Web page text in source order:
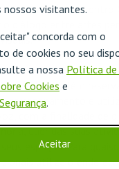
visitantes.
concorda com o
de cookies no seu
a nossa Política de
Cookies e
.
Aceitar
a missão do Centro
de Belém
armazenamento e
com a finalidade de
quer das suas
espaços. Para
utilize o